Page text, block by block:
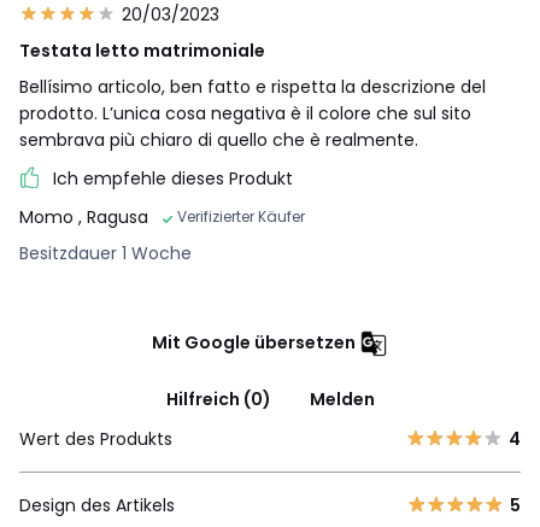
20/03/2023
Testata letto matrimoniale
Bellísimo articolo, ben fatto e rispetta la descrizione del
prodotto. L’unica cosa negativa è il colore che sul sito
sembrava più chiaro di quello che è realmente.
Ich empfehle dieses Produkt
Momo , Ragusa Verifizierter Käufer
Besitzdauer 1 Woche
Mit Google übersetzen
Hilfreich (0)
Melden
Wert des Produkts
4
Design des Artikels 5